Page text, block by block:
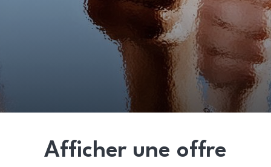
Afficher une offre